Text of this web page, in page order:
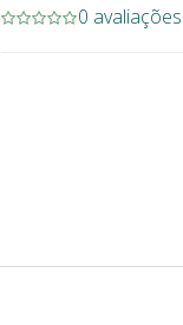
0 avaliações